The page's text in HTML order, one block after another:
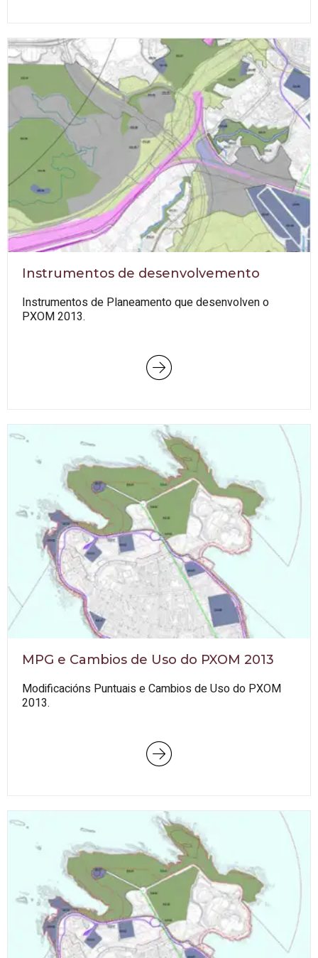
Instrumentos de desenvolvemento
Instrumentos de Planeamento que desenvolven o
PXOM 2013.
MPG e Cambios de Uso do PXOM 2013
Modificacións Puntuais e Cambios de Uso do PXOM
2013.